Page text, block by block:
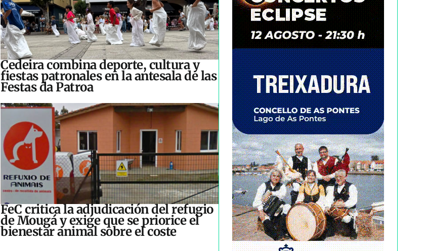
Cedeira combina deporte, cultura y
fiestas patronales en la antesala de las
Festas da Patroa
FeC critica la adjudicación del refugio
de Mougá y exige que se priorice el
bienestar animal sobre el coste